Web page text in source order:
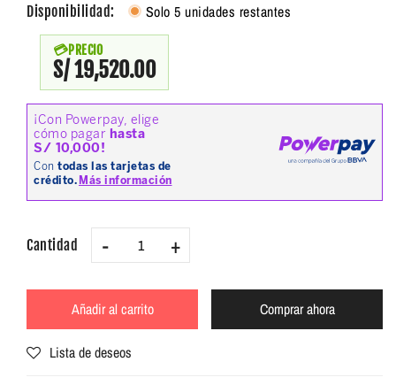
Disponibilidad: Solo 5 unidades restantes
PRECIO
S/ 19,520.00
Cantidad - +
Añadir al carrito Comprar ahora
Lista de deseos